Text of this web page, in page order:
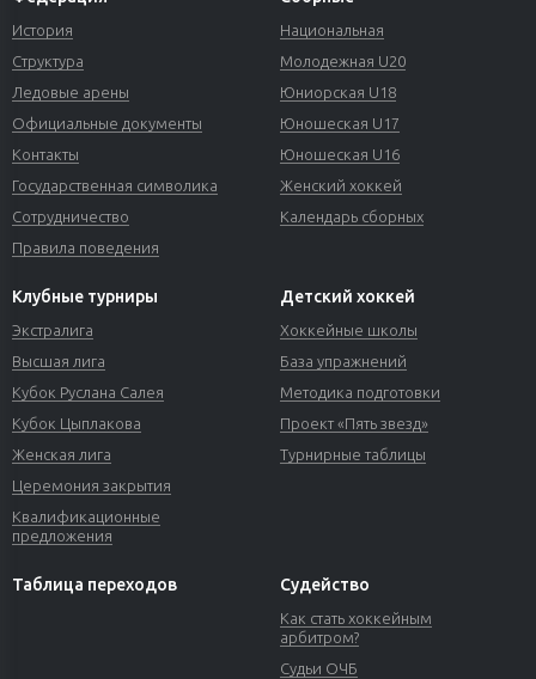
История
Структура
Ледовые арены
Официальные документы
Контакты
Государственная символика
Сотрудничество
Правила поведения
Национальная
Молодежная U20
Юниорская U18
Юношеская U17
Юношеская U16
Женский хоккей
Календарь сборных
Клубные турниры
Экстралига
Высшая лига
Кубок Руслана Салея
Кубок Цыплакова
Женская лига
Церемония закрытия
Квалификационные
предложения
Детский хоккей
Хоккейные школы
База упражнений
Методика подготовки
Проект «Пять звезд»
Турнирные таблицы
Таблица переходов Судейство
Как стать хоккейным
арбитром?
Судьи ОЧБ